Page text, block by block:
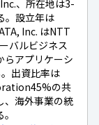
、所在地は3-
設立年は
Inc. はNTT
バルビジネス
らアプリケーシ
出資比率は
の共
、海外事業の統